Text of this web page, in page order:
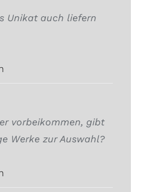
Unikat auch liefern
vorbeikommen, gibt
Werke zur Auswahl?